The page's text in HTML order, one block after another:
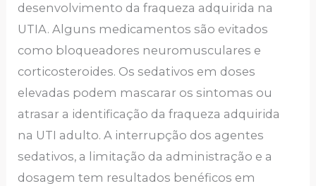
desenvolvimento da fraqueza adquirida na
UTIA. Alguns medicamentos são evitados
como bloqueadores neuromusculares e
corticosteroides. Os sedativos em doses
elevadas podem mascarar os sintomas ou
atrasar a identificação da fraqueza adquirida
na UTI adulto. A interrupção dos agentes
sedativos, a limitação da administração e a
dosagem tem resultados benéficos em